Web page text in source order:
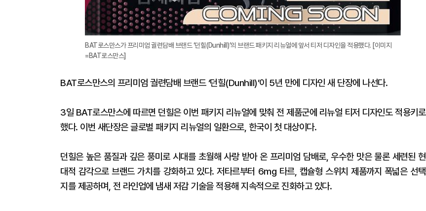
BAT로스만스가 프리미엄 궐련담배 브랜드 ‘던힐(Dunhill)’의 브랜드 패키지 리뉴얼에 앞서 티저 디자인을 적용했다. [이미지
=BAT로스만스]
BAT로스만스의 프리미엄 궐련담배 브랜드 ‘던힐(Dunhill)’이 5년 만에 디자인 새 단장에 나선다.
3일 BAT로스만스에 따르면 던힐은 이번 패키지 리뉴얼에 맞춰 전 제품군에 리뉴얼 티저 디자인도 적용키로
했다. 이번 새단장은 글로벌 패키지 리뉴얼의 일환으로, 한국이 첫 대상이다.
던힐은 높은 품질과 깊은 풍미로 시대를 초월해 사랑 받아 온 프리미엄 담배로, 우수한 맛은 물론 세련된 현
대적 감각으로 브랜드 가치를 강화하고 있다. 저타르부터 6mg 타르, 캡슐형 스위치 제품까지 폭넓은 선택
지를 제공하며, 전 라인업에 냄새 저감 기술을 적용해 지속적으로 진화하고 있다.